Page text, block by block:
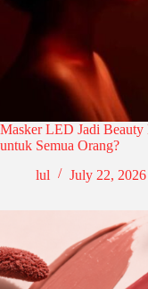
Masker LED Jadi
untuk Semua Orang?
lul
July 22, 2026